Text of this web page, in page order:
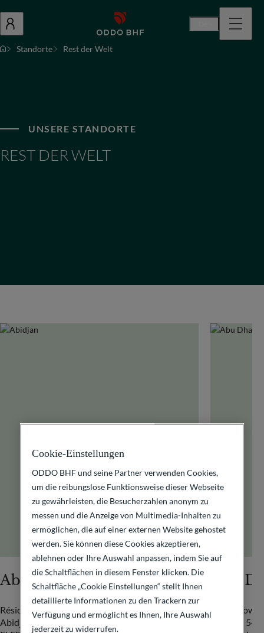
Standorte Rest der Welt
UNSERE STANDORTE
REST DER WELT
Abidjan
Résidence Perla, Appart 5A
Abidjan, Cocody Danga
Abu
Etihad
P.O. Box
Cookie-Einstellungen
ODDO BHF und seine Partner verwenden Cookies,
um die reibungslose Funktionsweise dieser Webseite
zu gewährleisten, die Besucherzahlen anonym zu
messen und die Anzeige von Multimedia-Inhalten zu
ermöglichen, die auf einer externen Website gehostet
werden. Sie können diese Cookies akzeptieren,
ablehnen oder Ihre Auswahl anpassen, indem Sie auf
die Schaltflächen in diesem Fenster klicken. Die
Schaltfläche „Cookie Einstellungen“ stellt Ihnen
detaillierte Informationen zu den Trackern zur
Verfügung und ermöglicht es Ihnen, Ihre Auswahl
jederzeit zu widerrufen.